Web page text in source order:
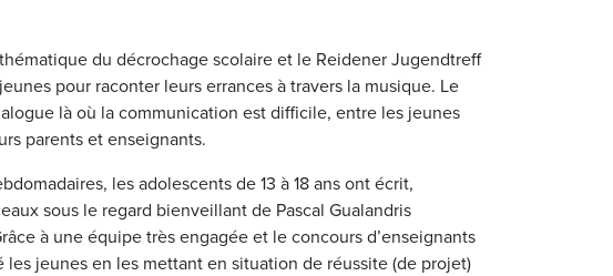
du décrochage scolaire et le Reidener Jugendtreff
pour raconter leurs errances à travers la musique. Le
là où la communication est difficile, entre les jeunes
parents et enseignants.
les adolescents de 13 à 18 ans ont écrit,
sous le regard bienveillant de Pascal Gualandris
à une équipe très engagée et le concours d’enseignants
jeunes en les mettant en situation de réussite (de projet)